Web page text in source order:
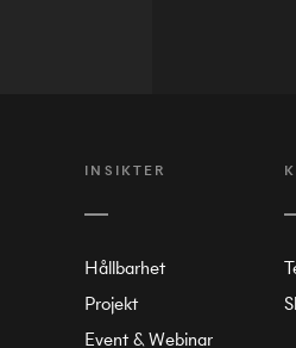
INSIKTER
Hållbarhet
Projekt
Event & Webinar